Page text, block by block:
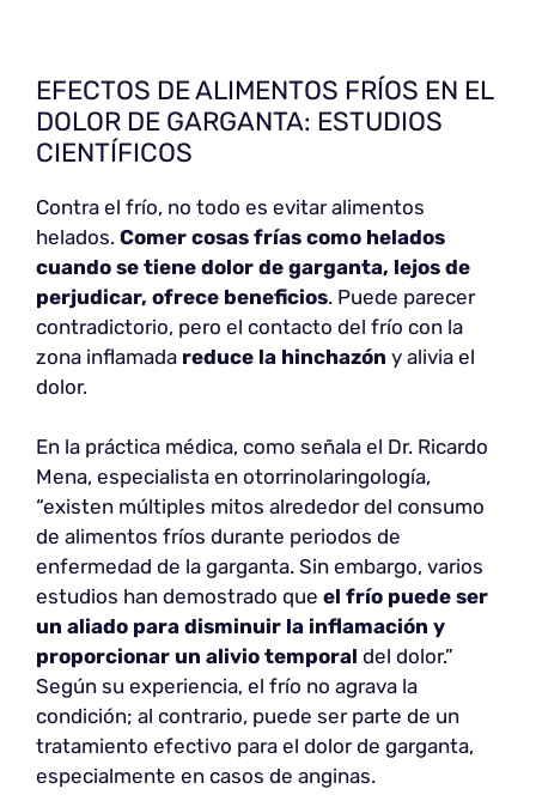
EFECTOS DE ALIMENTOS FRÍOS EN EL
DOLOR DE GARGANTA: ESTUDIOS
CIENTÍFICOS
Contra el frío, no todo es evitar alimentos
helados. Comer cosas frías como helados
cuando se tiene dolor de garganta, lejos de
perjudicar, ofrece beneficios. Puede parecer
contradictorio, pero el contacto del frío con la
zona inflamada reduce la hinchazón y alivia el
dolor.
En la práctica médica, como señala el Dr. Ricardo
Mena, especialista en otorrinolaringología,
“existen múltiples mitos alrededor del consumo
de alimentos fríos durante periodos de
enfermedad de la garganta. Sin embargo, varios
estudios han demostrado que el frío puede ser
un aliado para disminuir la inflamación y
proporcionar un alivio temporal del dolor.”
Según su experiencia, el frío no agrava la
condición; al contrario, puede ser parte de un
tratamiento efectivo para el dolor de garganta,
especialmente en casos de anginas.